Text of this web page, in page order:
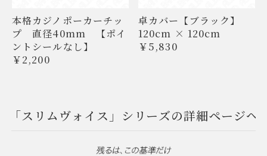
本格カジノポーカーチッ
プ 直径40mm 【ポイ
ントシールなし】
￥2,200
卓カバー【ブラック】
120cm × 120cm
￥5,830
「スリムヴォイス」シリーズの詳細ページへ